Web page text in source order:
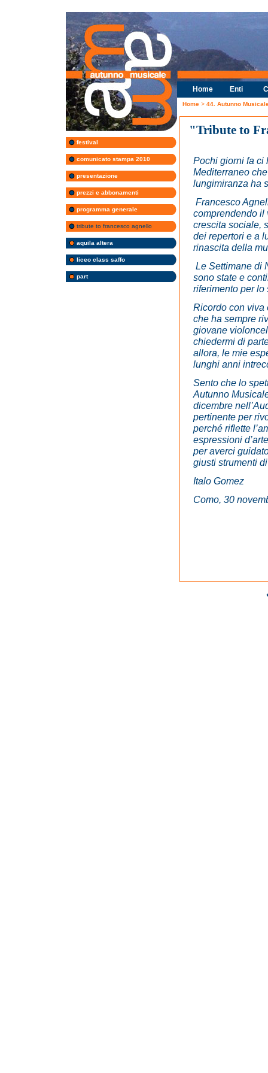
festival
comunicato stampa 2010
presentazione
prezzi e abbonamenti
programma generale
tribute to francesco agnello
aquila altera
liceo class saffo
part
Home Enti
Home > 44. Autunno
"Tribute to
Pochi giorni fa ci
Mediterraneo
lungimiranza ha
Francesco
comprendendo il
crescita sociale,
dei repertori e a
rinascita della
Le Settimane di
sono state e
riferimento per
Ricordo con viva
che ha sempre
giovane
chiedermi di
allora, le mie
lunghi anni
Sento che lo
Autunno
dicembre
pertinente per
perché riflette
espressioni
per averci
giusti strumenti
Italo Gomez
Como, 30